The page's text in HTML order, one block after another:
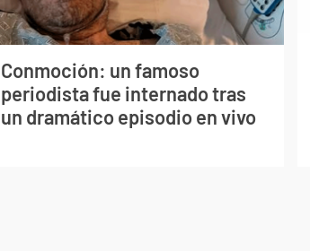
Conmoción: un famoso
periodista fue internado tras
un dramático episodio en vivo